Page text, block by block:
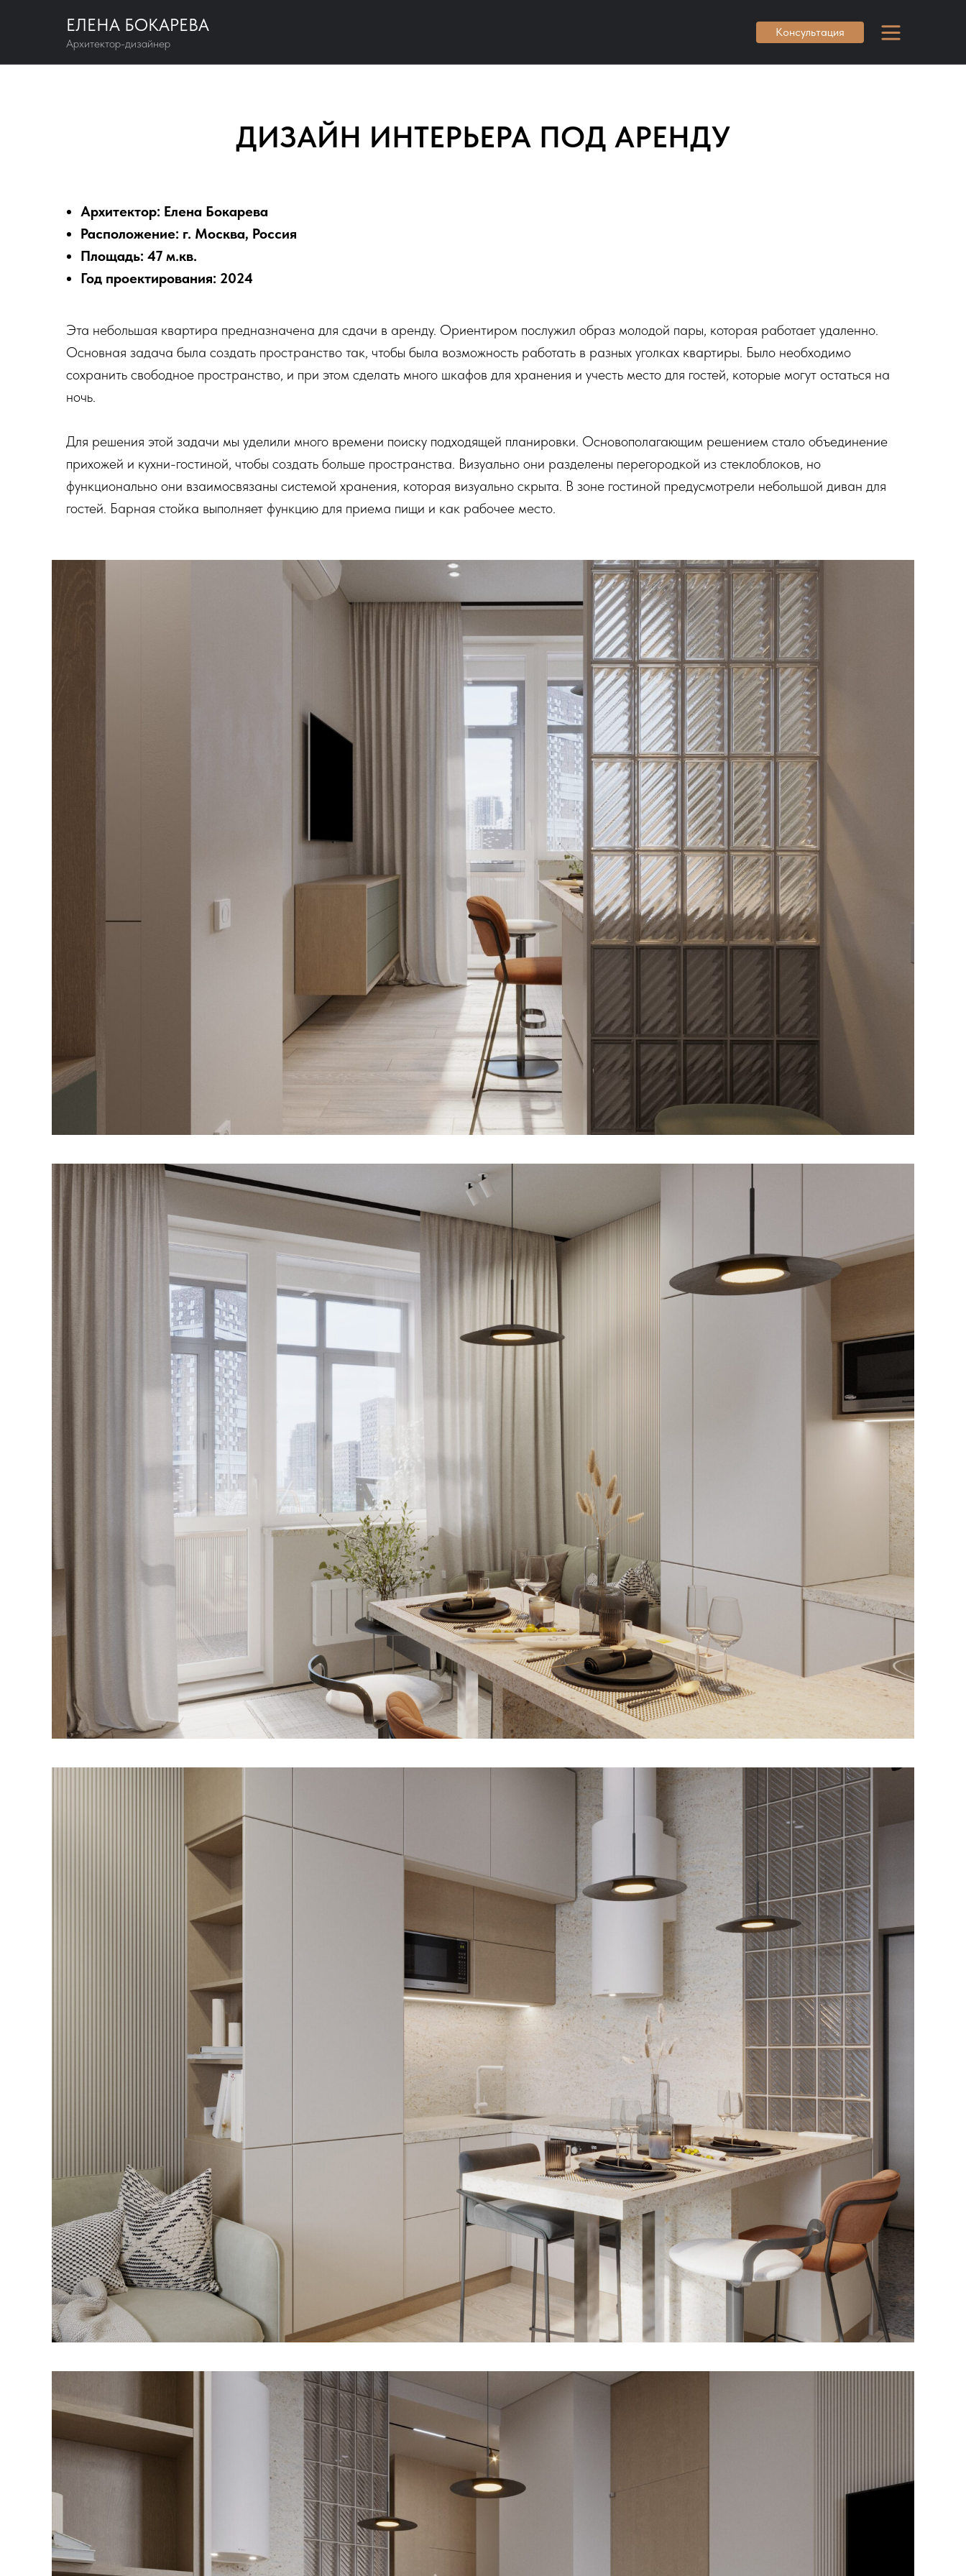
ЕЛЕНА БОКАРЕВА
Архитектор-дизайнер
Консультация
ДИЗАЙН ИНТЕРЬЕРА ПОД АРЕНДУ
Архитектор: Елена Бокарева
Расположение: г. Москва, Россия
Площадь: 47 м.кв.
Год проектирования: 2024
Эта небольшая квартира предназначена для сдачи в аренду. Ориентиром послужил образ молодой пары, которая работает удаленно.
Основная задача была создать пространство так, чтобы была возможность работать в разных уголках квартиры. Было необходимо
сохранить свободное пространство, и при этом сделать много шкафов для хранения и учесть место для гостей, которые могут остаться на
ночь.
Для решения этой задачи мы уделили много времени поиску подходящей планировки. Основополагающим решением стало объединение
прихожей и кухни-гостиной, чтобы создать больше пространства. Визуально они разделены перегородкой из стеклоблоков, но
функционально они взаимосвязаны системой хранения, которая визуально скрыта. В зоне гостиной предусмотрели небольшой диван для
гостей. Барная стойка выполняет функцию для приема пищи и как рабочее место.